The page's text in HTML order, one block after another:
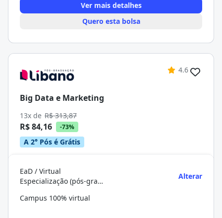
Ver mais detalhes
Quero esta bolsa
4.6
Big Data e Marketing
13x de R$ 313,87
R$ 84,16 -73%
A 2° Pós é Grátis
EaD / Virtual
Especialização (pós-graduação)
Alterar
Campus 100% virtual